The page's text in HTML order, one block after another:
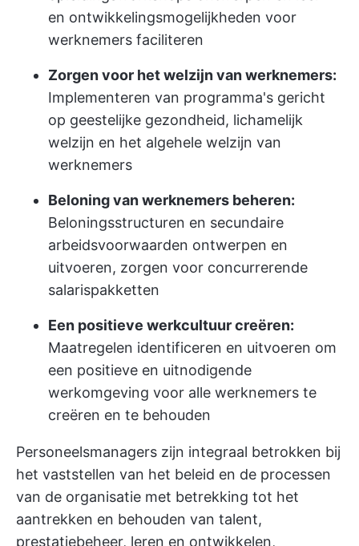
en ontwikkelingsmogelijkheden voor
werknemers faciliteren
Zorgen voor het welzijn van werknemers:
Implementeren van programma's gericht
op geestelijke gezondheid, lichamelijk
welzijn en het algehele welzijn van
werknemers
Beloning van werknemers beheren:
Beloningsstructuren en secundaire
arbeidsvoorwaarden ontwerpen en
uitvoeren, zorgen voor concurrerende
salarispakketten
Een positieve werkcultuur creëren:
Maatregelen identificeren en uitvoeren om
een positieve en uitnodigende
werkomgeving voor alle werknemers te
creëren en te behouden
Personeelsmanagers zijn integraal betrokken bij
het vaststellen van het beleid en de processen
van de organisatie met betrekking tot het
aantrekken en behouden van talent,
prestatiebeheer, leren en ontwikkelen,